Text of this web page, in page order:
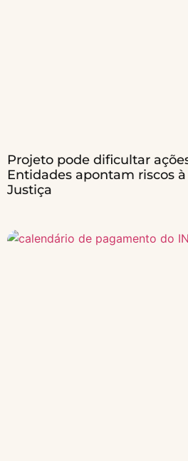
Projeto pode dificultar
Entidades apontam riscos
Justiça